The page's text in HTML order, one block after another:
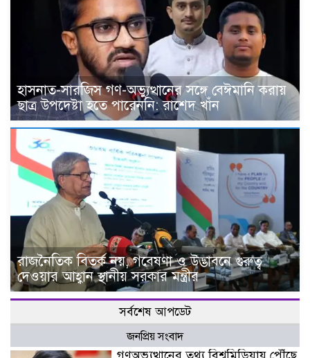
হাসনাত-সারজিস গণ-অভ্যুত্থানের সঙ্গে বেঈমানি করায়
ছাত্র উপদেষ্টা হতে পারেননি: রাশেদ খাঁন
রাজনৈতিক বিতর্ক নয়, গবেষণা ও উদ্ভাবনে গুরুত্ব
দেওয়ার আহ্বান স্থানীয় সরকার মন্ত্রীর
সর্বশেষ আপডেট
জনপ্রিয় সংবাদ